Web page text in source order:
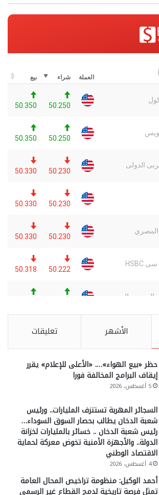
الأشهر تعليقات
حظر «بيع الهواء»…. «الأعلى للإعلام» يقرر
إيقاف البرامج المخالفة فورا
5 أغسطس، 2026
السجائر المهربة تستنزف المليارات.. ورئيس
شعبة الدخان يطالب بحصار السوق السوداء…
رئيس شعبة الدخان .. خسائر بالمليارات لخزانة
الدولة.. والأجهزة الأمنية تخوض معركة لحماية
الاقتصاد الوطني
4 أغسطس، 2026
أحمد الوكيل: منظومة تراخيص المحال العامة
تمثل فرصة تاريخية لدمج القطاع غير الرسمي